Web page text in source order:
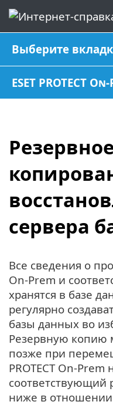
Выберите
ESET PROTECT
Резервное
сервера
Все сведения о
On-Prem и
хранятся в базе
регулярно
базы данных во
Резервную копию
позже при
PROTECT On-
соответствующий
ниже в